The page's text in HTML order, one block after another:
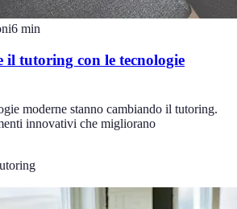
6 min
il tutoring con le tecnologie
moderne stanno cambiando il tutoring.
innovativi che migliorano